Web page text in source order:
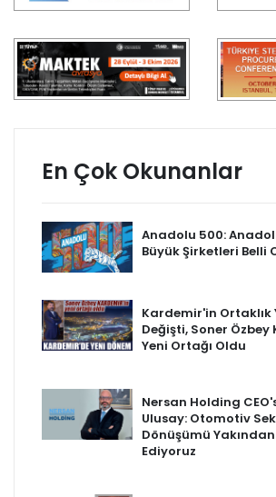
En Çok Okunanlar
Anadolu 500:
Büyük Şirketleri Belli
Kardemir'in Ortaklık
Değişti, Soner Özbey
Yeni Ortağı Oldu
Nersan Holding
Ulusay: Otomotiv
Dönüşümü
Ediyoruz